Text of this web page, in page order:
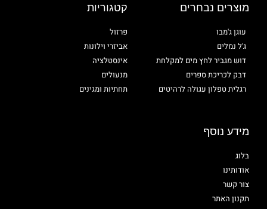
מוצרים נבחרים
עוגן ג'מבו
ג'ל נמלים
דוש מגביר לחץ מים למקלחת
דבק לכריכת ספרים
רגלית טפלון עגולה לרהיטים
קטגוריות
פרזול
אביזרי וילונות
אינסטלציה
מנעולים
תחתיות ומגינים
מידע נוסף
בלוג
אודותינו
צור קשר
תקנון האתר